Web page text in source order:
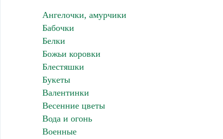
Ангелочки, амурчики
Бабочки
Белки
Божьи коровки
Блестяшки
Букеты
Валентинки
Весенние цветы
Вода и огонь
Военные